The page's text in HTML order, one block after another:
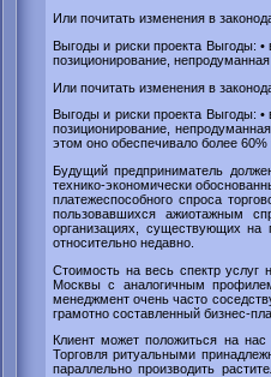
Или почитать изменения в
Выгоды и риски проекта Выгоды: •
позиционирование,
Или почитать изменения в
Выгоды и риски проекта Выгоды: •
позиционирование,
этом оно обеспечивало более 60%
Будущий предприниматель
технико-экономически
платежеспособного спроса
пользовавшихся ажиотажным
организациях, существующих на
относительно недавно.
Стоимость на весь спектр услуг
Москвы с аналогичным
менеджмент очень часто
грамотно составленный бизнес-
Клиент может положиться на
Торговля ритуальными
параллельно производить